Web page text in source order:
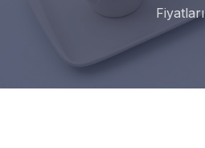
Fiyatları